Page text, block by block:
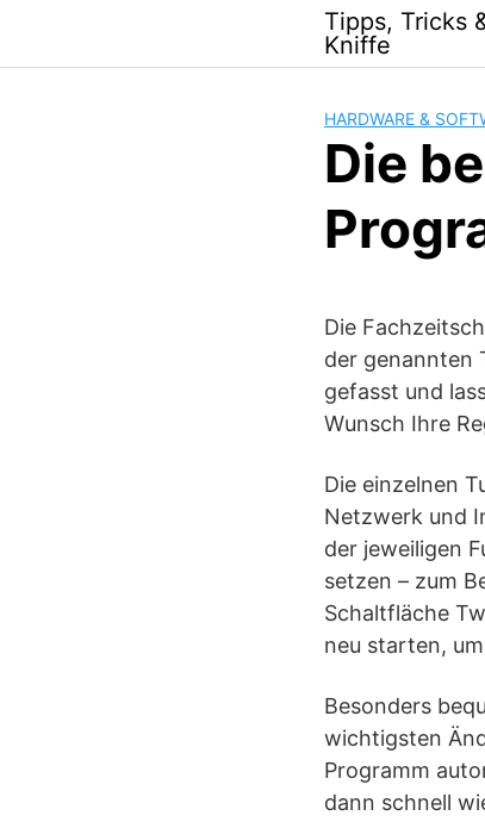
content
Tipps, Tricks
Kniffe
HARDWARE &
Die
Die
der genannten
gefasst und
Wunsch Ihre
Die einzelnen
Netzwerk und
der jeweiligen
setzen – zum
Schaltfläche
neu starten,
Besonders
wichtigsten
Programm
dann schnell